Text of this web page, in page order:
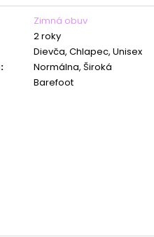
Zimná obuv
2 roky
Dievča, Chlapec, Unisex
:
Normálna, Široká
Barefoot